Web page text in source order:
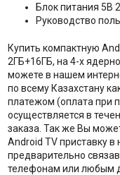
Блок питания 5B
Руководство
Купить компактную
2ГБ+16ГБ, на 4-х
можете в нашем
по всему Казахстану
платежом (оплата при
осуществляется в
заказа. Так же Вы
Android TV приставку
предварительно
телефонам или любым